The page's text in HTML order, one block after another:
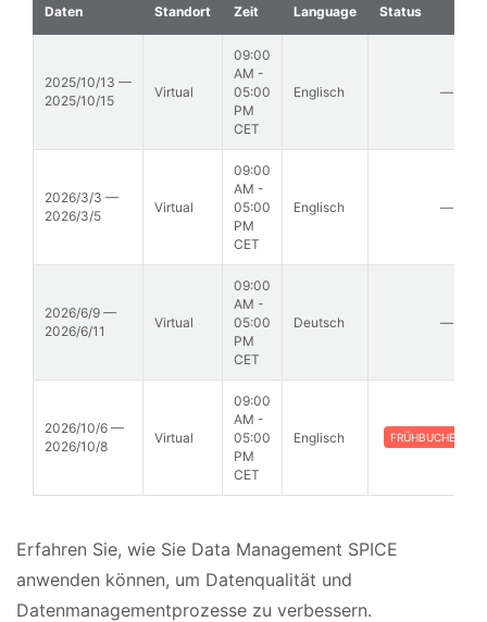
Daten Standort Zeit Language Status
2025/10/13 —
2025/10/15
Virtual
09:00
AM -
05:00
PM
CET
Englisch —
2026/3/3 —
2026/3/5
Virtual
09:00
AM -
05:00
PM
CET
Englisch —
2026/6/9 —
2026/6/11
Virtual
09:00
AM -
05:00
PM
CET
Deutsch —
2026/10/6 —
2026/10/8
Virtual
09:00
AM -
05:00
PM
CET
Englisch
Erfahren Sie, wie Sie Data Management SPICE
anwenden können, um Datenqualität und
Datenmanagementprozesse zu verbessern.